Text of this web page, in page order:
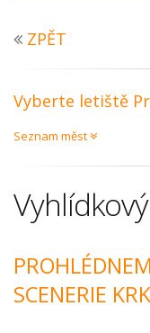
ZPĚT
Vyberte letiště
Seznam měst
Vyhlídkový
SCENERIE